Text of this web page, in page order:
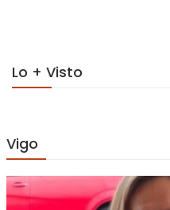
Lo + Visto
Vigo